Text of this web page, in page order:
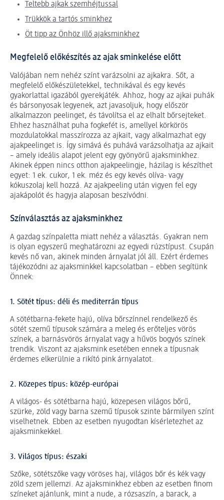
Teltebb ajkak szemhéjtussal
Trükkök a tartós sminkhez
Öt tipp az Önhöz illő ajaksminkhez
Megfelelő előkészítés az ajak sminkelése előtt
Valójában nem nehéz színt varázsolni az ajkakra. Sőt, a
megfelelő előkészületekkel, technikával és egy kevés
gyakorlattal igazából gyerekjáték. Ahhoz, hogy az ajkai puhák
és bársonyosak legyenek, azt javasoljuk, hogy először
alkalmazzon peelinget, és távolítsa el az elhalt bőrsejteket.
Ehhez használhat puha fogkefét is, amellyel körkörös
mozdulatokkal masszírozza az ajkait, vagy alkalmazhat egy
ajakpeelinget is. Így simává és puhává varázsolhatja az ajkait
– amely ideális alapot jelent egy gyönyörű ajaksminkhez.
Akinek éppen nincs otthon ajakpeelingje, házilag is készíthet
egyet: 1 ek. cukor, 1 ek. méz és egy kevés olíva- vagy
kókuszolaj kell hozzá. Az ajakpeeling után vigyen fel egy
ajakápolót és hagyja alaposan beszívódni.
Színválasztás az ajaksminkhez
A gazdag színpaletta miatt nehéz a választás. Gyakran nem
is olyan egyszerű meghatározni az egyedi rúzstípust. Csupán
kevés nő van, akinek minden árnyalat jól áll. Ezért érdemes
tájékozódni az ajaksminkkel kapcsolatban – ebben segítünk
Önnek:
1. Sötét típus: déli és mediterrán típus
A sötétbarna-fekete hajú, olíva bőrszínnel rendelkező és
sötét szemű típusok számára a meleg és erőteljes vörös
színek, a barnásvörös árnyalat vagy a hűvös bogyós színek
trendik. Viszont az ajaksmink esetében ennek a típusnak
érdemes elkerülnie a rikító pink árnyalatot.
2. Közepes típus: közép-európai
A világos- és sötétbarna hajú, közepesen világos bőrű,
szürke, zöld vagy barna szemű típusok szinte bármilyen színt
viselhetnek. Ebben az esetben nyugodtan kísérletezhet az
ajaksminkekkel.
3. Világos típus: északi
Szőke, sötétszőke vagy vöröses haj, világos bőr és kék vagy
zöld szem jellemzi. Az ajaksminkhez ebben az esetben finom
színeket ajánlunk, mint a nude, a rózsaszín, a barack, a